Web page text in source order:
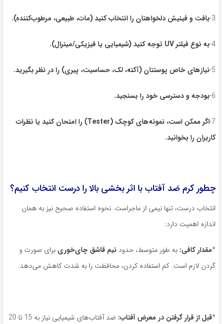
3- بافت و فینیش دلخواهتان را انتخاب کنید(مات، طبیعی، مرطوب‌کننده).
4-به نوع فیلترUV توجه کنید(شیمیایی یا فیزیکی/مینرال).
5- نیازهای خاص پوستتان (آکنه، لک، حساسیت، پیری) را در نظر بگیرید.
6- بودجه و دسترسی خود را بسنجید.
7-اگر ممکن است، نمونه‌های کوچک (Tester)
را امتحان کنید یا نظرات
کاربران را بخوانید.
چطور کرم ضد آفتاب با اثر بخشی بالا را درست انتخاب کنیم؟
انتخاب درست، تنها نیمی از ماجراست. نحوه استفاده صحیح نیز به همان
اندازه اهمیت دارد:
*مقدار کافی: به طور متوسط، حدود نیم قاشق چای‌خوری برای صورت و
گردن لازم است. کم استفاده کردن، محافظت را به شدت کاهش می‌دهد.
*قبل از قرار گرفتن در معرض آفتاب:
ضد آفتاب‌های شیمیایی نیاز به 15 تا 20